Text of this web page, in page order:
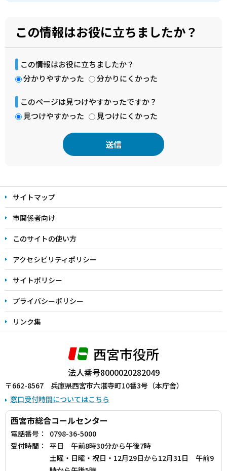
この情報はお役に立ちましたか？
この情報はお役に立ちましたか？
分かりやすかった
分かりにくかった
このページは見つけやすかったですか？
見つけやすかった
見つけにくかった
文
こ
こ
ま
で
サイトマップ
市関係者向け
このサイトの使い方
アクセシビリティポリシー
サイトポリシー
プライバシーポリシー
リンク集
西宮市役所
法人番号8000020282049
〒662-8567 兵庫県西宮市六湛寺町10番3号（本庁舎）
窓口受付時間についてはこちら
西宮市総合コールセンター
電話番号：
0798-36-5000
受付時間：
平日 午前8時30分から午後7時
土曜・日曜・祝日・12月29日から12月31日 午前9